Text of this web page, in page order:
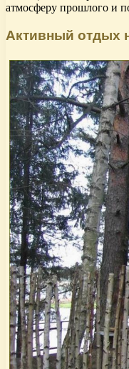
атмосферу прошлого и
Активный отдых